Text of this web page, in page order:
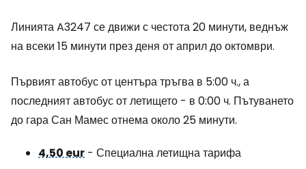
Линията A3247 се движи с честота 20 минути, веднъж
на всеки 15 минути през деня от април до октомври.
Първият автобус от центъра тръгва в 5:00 ч., а
последният автобус от летището - в 0:00 ч. Пътуването
до гара Сан Мамес отнема около 25 минути.
4,50 eur - Специална летищна тарифа